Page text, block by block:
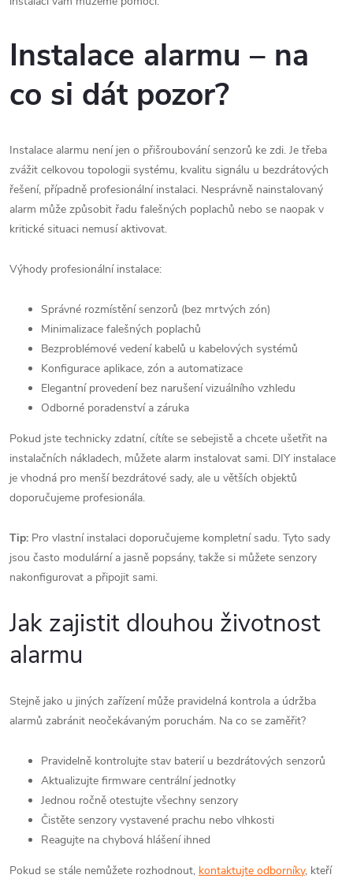
Instalace alarmu – na
co si dát pozor?
Instalace alarmu není jen o přišroubování senzorů ke zdi. Je třeba
zvážit celkovou topologii systému, kvalitu signálu u bezdrátových
řešení, případně profesionální instalaci. Nesprávně nainstalovaný
alarm může způsobit řadu falešných poplachů nebo se naopak v
kritické situaci nemusí aktivovat.
Výhody profesionální instalace:
Správné rozmístění senzorů (bez mrtvých zón)
Minimalizace falešných poplachů
Bezproblémové vedení kabelů u kabelových systémů
Konfigurace aplikace, zón a automatizace
Elegantní provedení bez narušení vizuálního vzhledu
Odborné poradenství a záruka
Pokud jste technicky zdatní, cítíte se sebejistě a chcete ušetřit na
instalačních nákladech, můžete alarm instalovat sami. DIY instalace
je vhodná pro menší bezdrátové sady, ale u větších objektů
doporučujeme profesionála.
Tip: Pro vlastní instalaci doporučujeme kompletní sadu. Tyto sady
jsou často modulární a jasně popsány, takže si můžete senzory
nakonfigurovat a připojit sami.
Jak zajistit dlouhou životnost
alarmu
Stejně jako u jiných zařízení může pravidelná kontrola a údržba
alarmů zabránit neočekávaným poruchám. Na co se zaměřit?
Pravidelně kontrolujte stav baterií u bezdrátových senzorů
Aktualizujte firmware centrální jednotky
Jednou ročně otestujte všechny senzory
Čistěte senzory vystavené prachu nebo vlhkosti
Reagujte na chybová hlášení ihned
Pokud se stále nemůžete rozhodnout, kontaktujte odborníky, kteří